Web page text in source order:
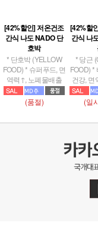
[42%할인] 저온건조
간식 나도 NADO 단
호박
* 단호박 (YELLOW
FOOD) * 슈퍼푸드, 면
역력↑, 노폐물배출
(품절)
[42%할
간식 나
* 당근
FOOD) *
건강, 면
(일